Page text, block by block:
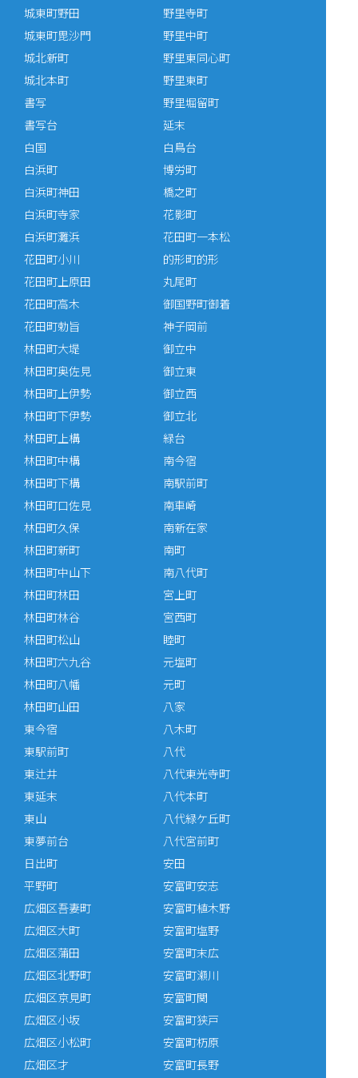
城東町野田
城東町毘沙門
城北新町
城北本町
書写
書写台
白国
白浜町
白浜町神田
白浜町寺家
白浜町灘浜
野里寺町
野里中町
野里東同心町
野里東町
野里堀留町
延末
白鳥台
博労町
橋之町
花影町
花田町一本松
花田町小川
花田町上原田
花田町高木
花田町勅旨
林田町大堤
林田町奥佐見
林田町上伊勢
林田町下伊勢
林田町上構
林田町中構
林田町下構
林田町口佐見
林田町久保
林田町新町
林田町中山下
林田町林田
林田町林谷
林田町松山
林田町六九谷
林田町八幡
林田町山田
東今宿
東駅前町
東辻井
東延末
東山
東夢前台
日出町
平野町
広畑区吾妻町
広畑区大町
広畑区蒲田
広畑区北野町
広畑区京見町
広畑区小坂
広畑区小松町
広畑区才
的形町的形
丸尾町
御国野町御着
神子岡前
御立中
御立東
御立西
御立北
緑台
南今宿
南駅前町
南車崎
南新在家
南町
南八代町
宮上町
宮西町
睦町
元塩町
元町
八家
八木町
八代
八代東光寺町
八代本町
八代緑ケ丘町
八代宮前町
安田
安富町安志
安富町植木野
安富町塩野
安富町末広
安富町瀬川
安富町関
安富町狭戸
安富町杤原
安富町長野